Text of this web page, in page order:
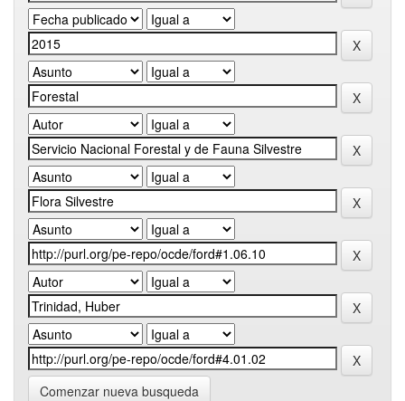
Comenzar nueva busqueda